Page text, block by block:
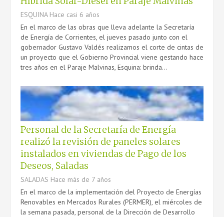
ESQUINA Hace casi 6 años
En el marco de las obras que lleva adelante la Secretaría
de Energía de Corrientes, el jueves pasado junto con el
gobernador Gustavo Valdés realizamos el corte de cintas de
un proyecto que el Gobierno Provincial viene gestando hace
tres años en el Paraje Malvinas, Esquina: brinda...
Personal de la Secretaría de Energía
realizó la revisión de paneles solares
instalados en viviendas de Pago de los
Deseos, Saladas
SALADAS Hace más de 7 años
En el marco de la implementación del Proyecto de Energías
Renovables en Mercados Rurales (PERMER), el miércoles de
la semana pasada, personal de la Dirección de Desarrollo